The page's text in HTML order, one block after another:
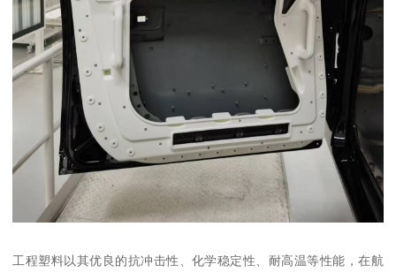
工程塑料以其优良的抗冲击性、化学稳定性、耐高温等性能，在航